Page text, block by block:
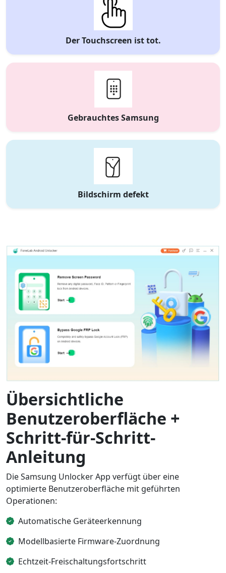
Der Touchscreen ist tot.
Gebrauchtes Samsung
Bildschirm defekt
Übersichtliche
Benutzeroberfläche +
Schritt-für-Schritt-
Anleitung
Die Samsung Unlocker App verfügt über eine
optimierte Benutzeroberfläche mit geführten
Operationen:
Automatische Geräteerkennung
Modellbasierte Firmware-Zuordnung
Echtzeit-Freischaltungsfortschritt